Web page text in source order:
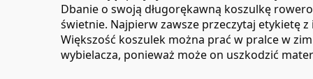
Dbanie o swoją długorękawną koszulkę
świetnie. Najpierw zawsze przeczytaj etykietę
Większość koszulek można prać w pralce w
wybielacza, ponieważ może on uszkodzić